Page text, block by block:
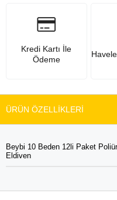
Kredi Kartı İle
Ödeme
ÜRÜN ÖZELLIKLERI
Beybi 10 Beden 12li Paket
Eldiven